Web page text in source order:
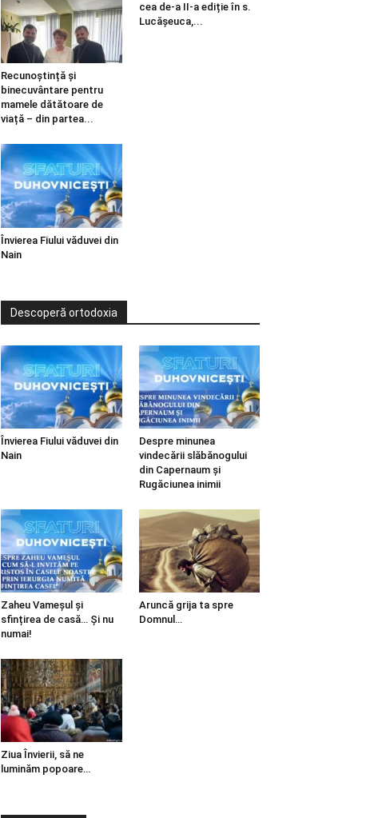
Recunoștință și
binecuvântare pentru
mamele dătătoare de
viață – din partea...
cea de-a II-a ediție în s.
Lucășeuca,...
Învierea Fiului văduvei din
Nain
Descoperă ortodoxia
Învierea Fiului văduvei din
Nain
Despre minunea
vindecării slăbănogului
din Capernaum și
Rugăciunea inimii
Zaheu Vameșul și
sfințirea de casă… Și nu
numai!
Aruncă grija ta spre
Domnul…
Ziua Învierii, să ne
luminăm popoare…